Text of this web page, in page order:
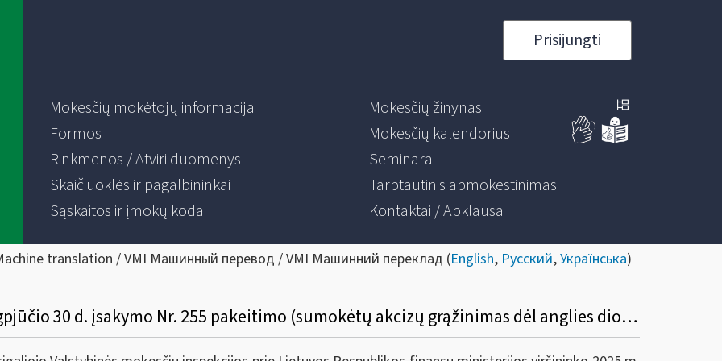
Prisijungti
Mokesčių mokėtojų informacija
Formos
Rinkmenos / Atviri duomenys
Skaičiuoklės ir pagalbininkai
Sąskaitos ir įmokų kodai
Mokesčių žinynas
Mokesčių kalendorius
Seminarai
Tarptautinis apmokestinimas
Kontaktai / Apklausa
translation / VMI Машинный перевод / VMI Машинний переклад (English, Русский,Українська)
Dėl VMI prie FM viršininko 2002 m. rugpjūčio 30 d. įsakymo Nr. 255 pakeitimo (sumokėtų akcizų grąžinimas dėl anglies dioksido dedamosios)